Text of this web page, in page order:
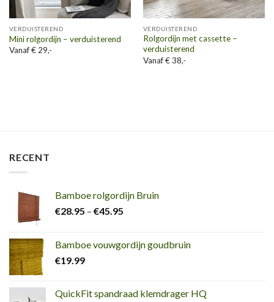
VERDUISTEREND
Mini rolgordijn – verduisterend
Vanaf € 29,-
VERDUISTEREND
Rolgordijn met cassette –
verduisterend
Vanaf € 38,-
RECENT
Bamboe rolgordijn Bruin
€28.95 – €45.95
Bamboe vouwgordijn goudbruin
€19.99
QuickFit spandraad klemdrager HQ